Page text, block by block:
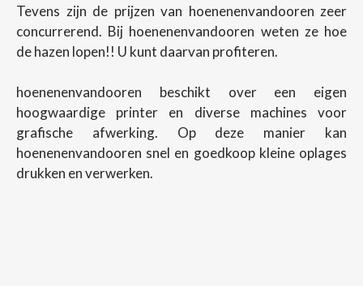
Tevens zijn de prijzen van hoenenenvandooren zeer
concurrerend. Bij hoenenenvandooren weten ze hoe
de hazen lopen!! U kunt daarvan profiteren.
hoenenenvandooren beschikt over een eigen
hoogwaardige printer en diverse machines voor
grafische afwerking. Op deze manier kan
hoenenenvandooren snel en goedkoop kleine oplages
drukken en verwerken.